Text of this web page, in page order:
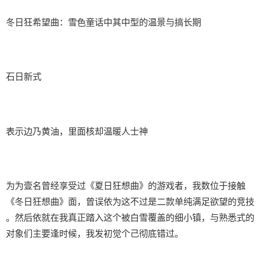
冬日狂希望曲：雪色童话中其中型的温景与搞长期
石日新式
表示边乃黄油，里面核却温暖人士神
为为壹名曾经享受过《夏日狂想曲》的游戏者，我数位于接触
《冬日狂想曲》面，曾误依为这不过是二款​​单纯满足欲望的竞技​​
。然后依就在我真正踏入这个被白雪覆盖的细小镇，与熟悉式的
对象们主要逢时候，我发初觉个己彻底错过。